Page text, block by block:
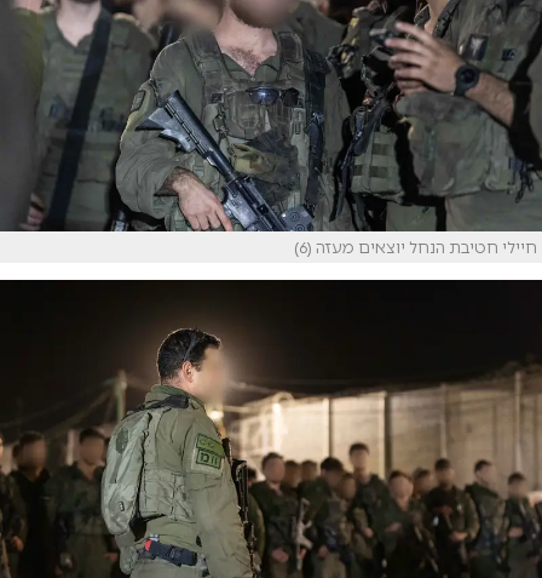
חיילי חטיבת הנחל יוצאים מעזה (6)